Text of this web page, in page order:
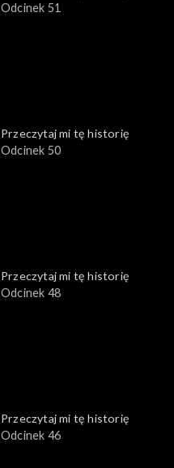
Odcinek 51
Przeczytaj mi tę historię
Odcinek 50
Przeczytaj mi tę historię
Odcinek 48
Przeczytaj mi tę historię
Odcinek 46